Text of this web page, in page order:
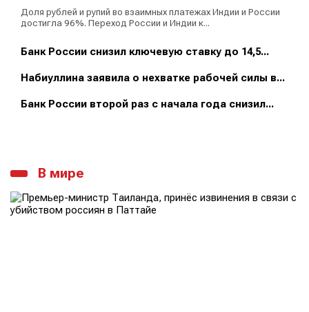
Доля рублей и рупий во взаимных платежах Индии и России
достигла 96%. Переход России и Индии к...
Банк России снизил ключевую ставку до 14,5...
Набиуллина заявила о нехватке рабочей силы в...
Банк России второй раз с начала года снизил...
В мире